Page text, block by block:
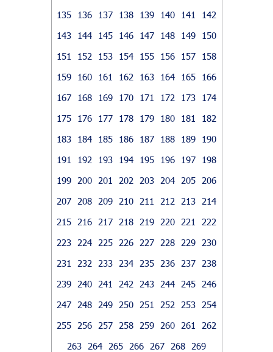
135
136 137 138 139 140 141
142
143
144 145 146 147 148 149
150
151
152 153 154 155 156 157
158
159
160 161 162 163 164 165
166
167
168 169 170 171 172 173
174
175
176 177 178 179 180 181
182
183
184 185 186 187 188 189
190
191
192 193 194 195 196 197
198
199
200 201 202 203 204 205
206
207
208 209 210 211 212 213
214
215
216 217 218 219 220 221
222
223
224 225 226 227 228 229
230
231
232 233 234 235 236 237
238
239
240 241 242 243 244 245
246
247
248 249 250 251 252 253
254
255
256 257 258 259 260 261
262
263
264 265 266 267 268 269